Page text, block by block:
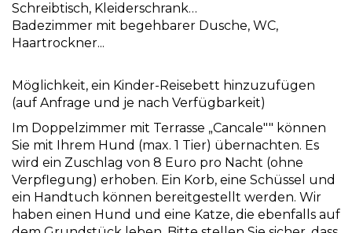
Schreibtisch, Kleiderschrank…
Badezimmer mit begehbarer Dusche, WC,
Haartrockner...
Möglichkeit, ein Kinder-Reisebett hinzuzufügen
(auf Anfrage und je nach Verfügbarkeit)
Im Doppelzimmer mit Terrasse „Cancale"" können
Sie mit Ihrem Hund (max. 1 Tier) übernachten. Es
wird ein Zuschlag von 8 Euro pro Nacht (ohne
Verpflegung) erhoben. Ein Korb, eine Schüssel und
ein Handtuch können bereitgestellt werden. Wir
haben einen Hund und eine Katze, die ebenfalls auf